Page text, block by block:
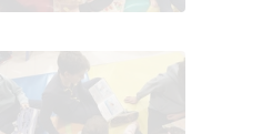
Hermanamiento lector
6°A- 1°A_CEIP FDLR_Las
Rozas